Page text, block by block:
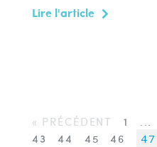
Lire l'article
« PRÉCÉDENT 1 ...
43
44 45 46 47